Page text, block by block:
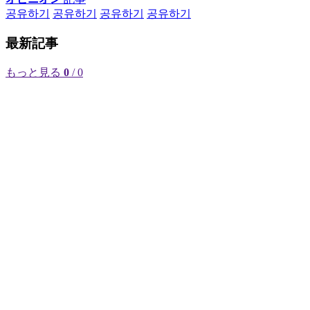
공유하기
공유하기 공유하기 공유하기
最新記事
もっと見る 0 / 0